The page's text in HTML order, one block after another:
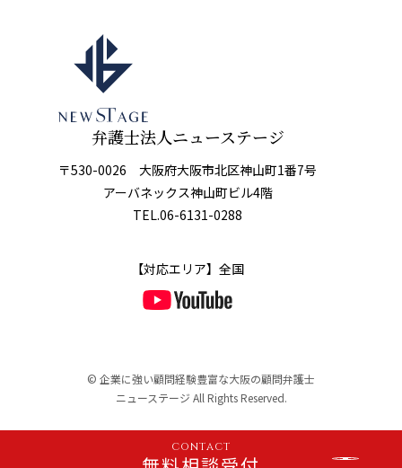
contact
弁護士法人ニューステージ
〒530-0026 大阪府大阪市北区神山町1番7号
アーバネックス神山町ビル4階
TEL.06-6131-0288
【対応エリア】全国
© 企業に強い顧問経験豊富な大阪の顧問弁護士
ニューステージ All Rights Reserved.